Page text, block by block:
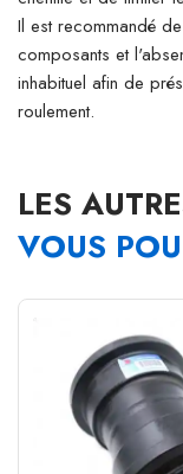
Il est recommandé
composants et
inhabituel afin de
roulement.
LES
VOUS